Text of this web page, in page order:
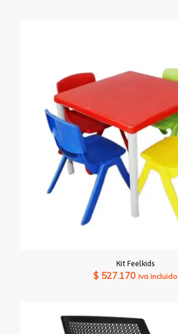
Kit Feelkids
$ 527.170 iva incluido